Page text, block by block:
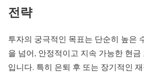
전략
투자의 궁극적인 목표는 단순히 높은
을 넘어, 안정적이고 지속 가능한 현금
입니다. 특히 은퇴 후 또는 장기적인